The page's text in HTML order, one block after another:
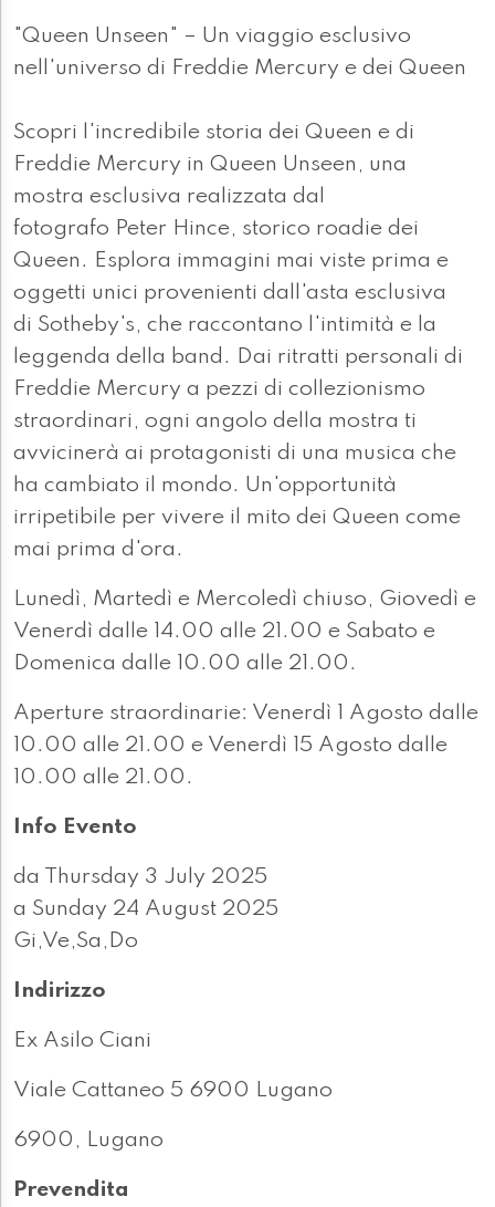
"Queen Unseen" – Un viaggio esclusivo
nell'universo di Freddie Mercury e dei Queen
Scopri l'incredibile storia dei Queen e di
Freddie Mercury in Queen Unseen, una
mostra esclusiva realizzata dal
fotografo Peter Hince, storico roadie dei
Queen. Esplora immagini mai viste prima e
oggetti unici provenienti dall'asta esclusiva
di Sotheby's, che raccontano l'intimità e la
leggenda della band. Dai ritratti personali di
Freddie Mercury a pezzi di collezionismo
straordinari, ogni angolo della mostra ti
avvicinerà ai protagonisti di una musica che
ha cambiato il mondo. Un'opportunità
irripetibile per vivere il mito dei Queen come
mai prima d'ora.
Lunedì, Martedì e Mercoledì chiuso, Giovedì e
Venerdì dalle 14.00 alle 21.00 e Sabato e
Domenica dalle 10.00 alle 21.00.
Aperture straordinarie: Venerdì 1 Agosto dalle
10.00 alle 21.00 e Venerdì 15 Agosto dalle
10.00 alle 21.00.
Info Evento
da Thursday 3 July 2025
a Sunday 24 August 2025
Gi,Ve,Sa,Do
Indirizzo
Ex Asilo Ciani
Viale Cattaneo 5 6900 Lugano
6900, Lugano
Prevendita